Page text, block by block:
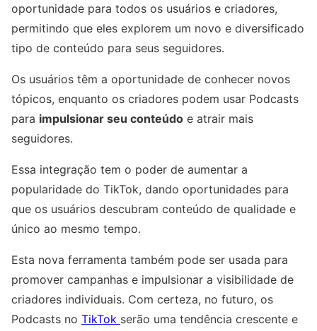
oportunidade para todos os usuários e criadores,
permitindo que eles explorem um novo e diversificado
tipo de conteúdo para seus seguidores.
Os usuários têm a oportunidade de conhecer novos
tópicos, enquanto os criadores podem usar Podcasts
para impulsionar seu conteúdo e atrair mais
seguidores.
Essa integração tem o poder de aumentar a
popularidade do TikTok, dando oportunidades para
que os usuários descubram conteúdo de qualidade e
único ao mesmo tempo.
Esta nova ferramenta também pode ser usada para
promover campanhas e impulsionar a visibilidade de
criadores individuais. Com certeza, no futuro, os
Podcasts no TikTok serão uma tendência crescente e